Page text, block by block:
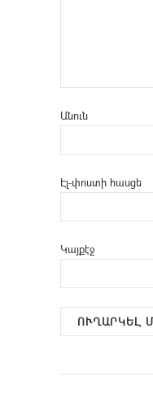
Անուն
Էլ-փոստի հասցե
Կայքէջ